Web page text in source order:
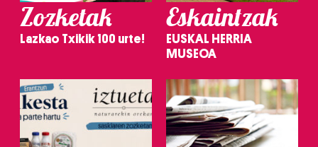
Zozketak
Lazkao Txikik 100 urte!
Eskaintzak
EUSKAL HERRIA
MUSEOA